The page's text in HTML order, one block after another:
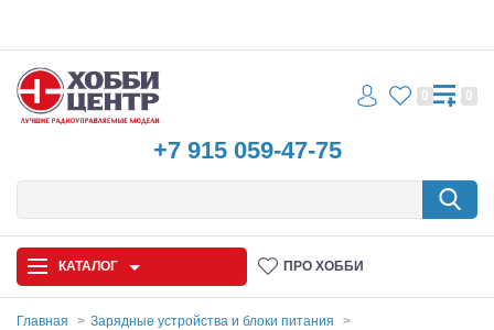
+7 915 059-47-75
0 0
КАТАЛОГ ПРО ХОББИ
Главная
Зарядные устройства и блоки питания